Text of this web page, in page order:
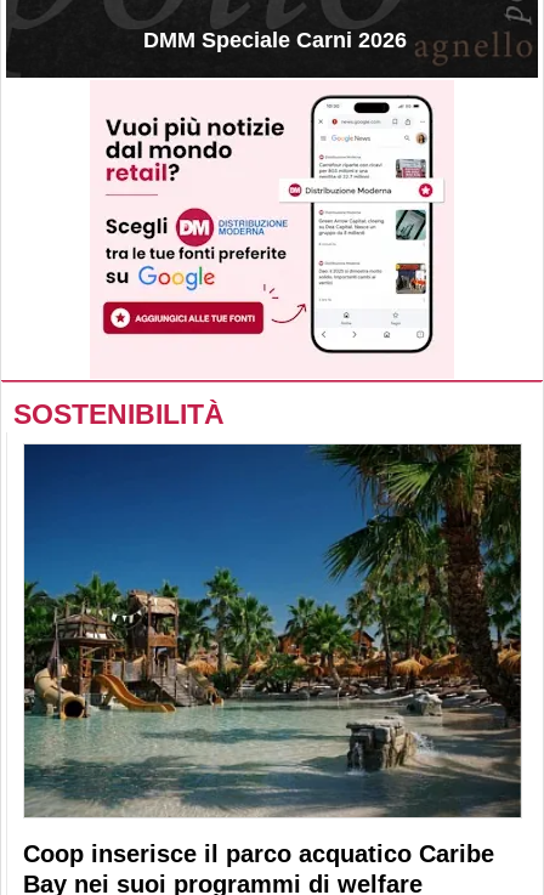
DMM Speciale Carni 2026
SOSTENIBILITÀ
Coop inserisce il parco acquatico Caribe
Bay nei suoi programmi di welfare